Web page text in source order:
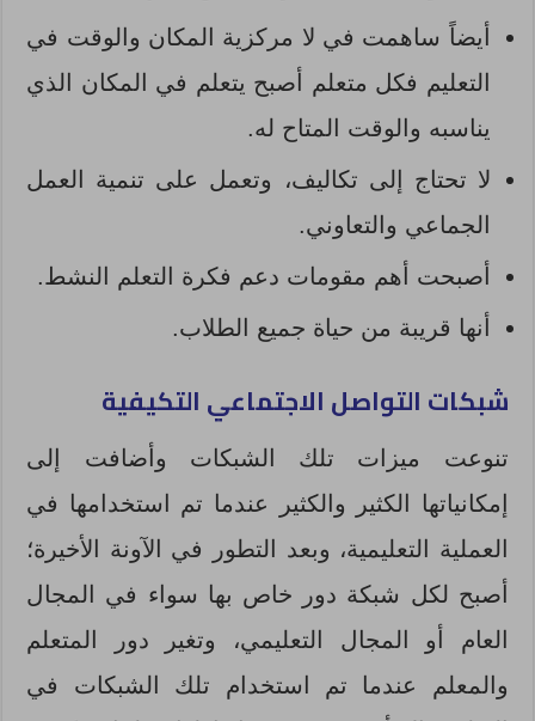
أيضاً ساهمت في لا مركزية المكان والوقت في
التعليم فكل متعلم أصبح يتعلم في المكان الذي
يناسبه والوقت المتاح له.
لا تحتاج إلى تكاليف، وتعمل على تنمية العمل
الجماعي والتعاوني.
أصبحت أهم مقومات دعم فكرة التعلم النشط.
أنها قريبة من حياة جميع الطلاب.
شبكات التواصل الاجتماعي التكيفية
تنوعت ميزات تلك الشبكات وأضافت إلى
إمكانياتها الكثير والكثير عندما تم استخدامها في
العملية التعليمية، وبعد التطور في الآونة الأخيرة؛
أصبح لكل شبكة دور خاص بها سواء في المجال
العام أو المجال التعليمي، وتغير دور المتعلم
والمعلم عندما تم استخدام تلك الشبكات في